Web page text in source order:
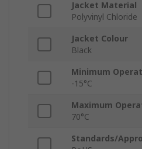
Jacket Material
Polyvinyl Chloride
Jacket Colour
Black
Minimum
-15°C
Maximum
70°C
Standards/